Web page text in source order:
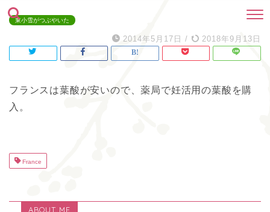
東小雪がつぶやいた
2014年5月17日 / 2018年9月13日
フランスは葉酸が安いので、薬局で妊活用の葉酸を購
入。
France
ABOUT ME